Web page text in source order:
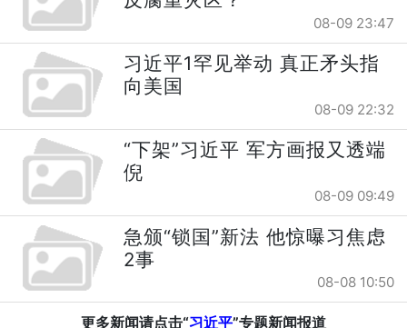
08-09 23:47
习近平1罕见举动 真正矛头指
向美国
08-09 22:32
“下架”习近平 军方画报又透端
倪
08-09 09:49
急颁“锁国”新法 他惊曝习焦虑
2事
08-08 10:50
更多新闻请点击“习近平”专题新闻报道